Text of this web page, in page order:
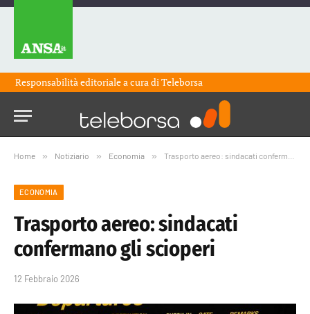
Responsabilità editoriale a cura diTeleborsa
Home » Notiziario » Economia » Trasporto aereo: sindacati confermano gli scioperi
ECONOMIA
Trasporto aereo: sindacati
confermano gli scioperi
12 Febbraio 2026